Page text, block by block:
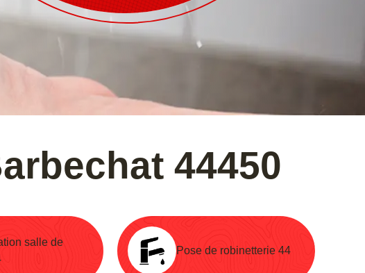
44450
salle de
Pose de robinetterie 44